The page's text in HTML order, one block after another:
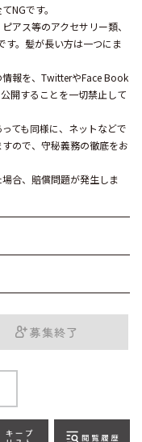
NGです。
アス等のアクセサリー類、
す。髪が長い方は一つにま
情報を、TwitterやFace Book
開することを一切禁止して
ても同様に、ネットなどで
ので、守秘義務の徹底をお
合、賠償問題が発生しま
募集終了